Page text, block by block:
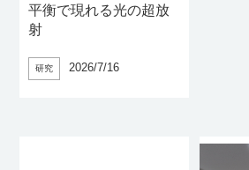
平衡で現れる光の超放
射
研究 2026/7/16